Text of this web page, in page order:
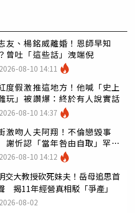
友、楊銘威離婚！恩師早知
曾吐「這些話」洩端倪
2026-08-10 14:11
度假激推這地方！他喊「史上
玩」被讚爆：終於有人說實話
2026-08-10 14:37
激吻人夫阿翔！不倫戀毀事
忻認「當年咎由自取」罕吐
2026-08-10 14:12
交大教授砍死妹夫！岳母追思首
揭11年經營真相駁「爭產」
2026-08-02